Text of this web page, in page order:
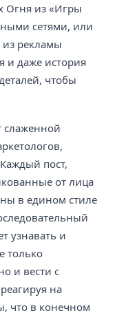
Огня из «Игры
сетями, или
из рекламы
и даже история
чтобы
слаженной
пост,
от лица
в едином стиле
узнавать и
только
и вести с
на
что в конечном